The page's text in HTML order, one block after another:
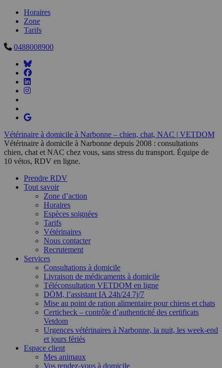
Horaires
Zone
Tarifs
0488008900
Vétérinaire à domicile à Narbonne – chien, chat, NAC | VETDOM
Vétérinaire à domicile à Narbonne depuis 2008 : consultations
chien, chat et NAC chez vous, sans stress du transport. Équipe de
10 vétos, RDV en ligne.
Prendre RDV
Tout savoir
Zone d’action
Horaires
Espèces soignées
Tarifs
Vétérinaires
Nous contacter
Recrutement
Services
Consultations à domicile
Livraison de médicaments à domicile
Téléconsultation VETDOM en ligne
DÖM, l’assistant IA 24h/24 7j/7
Mise au point de ration alimentaire pour chiens et chats
Certicheck – contrôle d’authenticité des certificats
Vetdom
Urgences vétérinaires à Narbonne, la nuit, les week-end
et jours fériés
Espace client
Mes animaux
Vos rendez-vous à domicile